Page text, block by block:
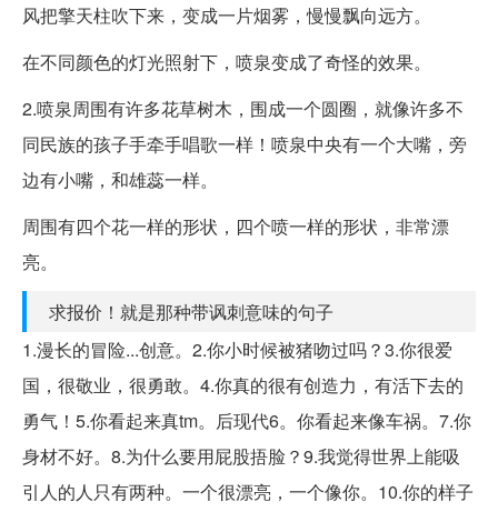
风把擎天柱吹下来，变成一片烟雾，慢慢飘向远方。
在不同颜色的灯光照射下，喷泉变成了奇怪的效果。
2.喷泉周围有许多花草树木，围成一个圆圈，就像许多不
同民族的孩子手牵手唱歌一样！喷泉中央有一个大嘴，旁
边有小嘴，和雄蕊一样。
周围有四个花一样的形状，四个喷一样的形状，非常漂
亮。
求报价！就是那种带讽刺意味的句子
1.漫长的冒险...创意。2.你小时候被猪吻过吗？3.你很爱
国，很敬业，很勇敢。4.你真的很有创造力，有活下去的
勇气！5.你看起来真tm。后现代6。你看起来像车祸。7.你
身材不好。8.为什么要用屁股捂脸？9.我觉得世界上能吸
引人的人只有两种。一个很漂亮，一个像你。10.你的样子